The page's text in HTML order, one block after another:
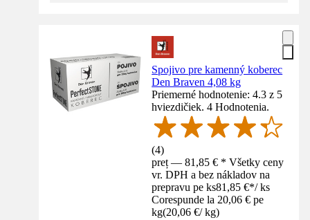
Spojivo pre kamenný koberec
Den Braven 4,08 kg
Priemerné hodnotenie: 4.3 z 5
hviezdičiek. 4 Hodnotenia.
(4)
preț — 81,85 € * Všetky ceny
vr. DPH a bez nákladov na
prepravu pe ks81,85 €*/ ks
Corespunde la 20,06 € pe
kg(20,06 €/ kg)